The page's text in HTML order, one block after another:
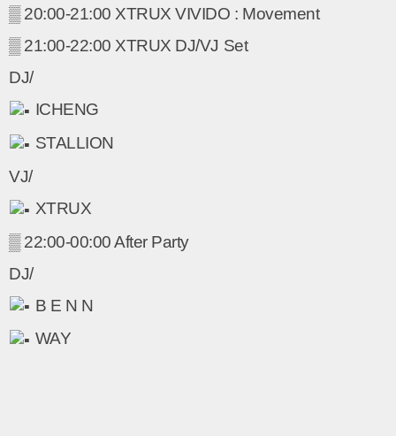
▒ 20:00-21:00 XTRUX VIVIDO : Movement
▒ 21:00-22:00 XTRUX DJ/VJ Set
DJ/
ICHENG
STALLION
VJ/
XTRUX
▒ 22:00-00:00 After Party
DJ/
B E N N
WAY